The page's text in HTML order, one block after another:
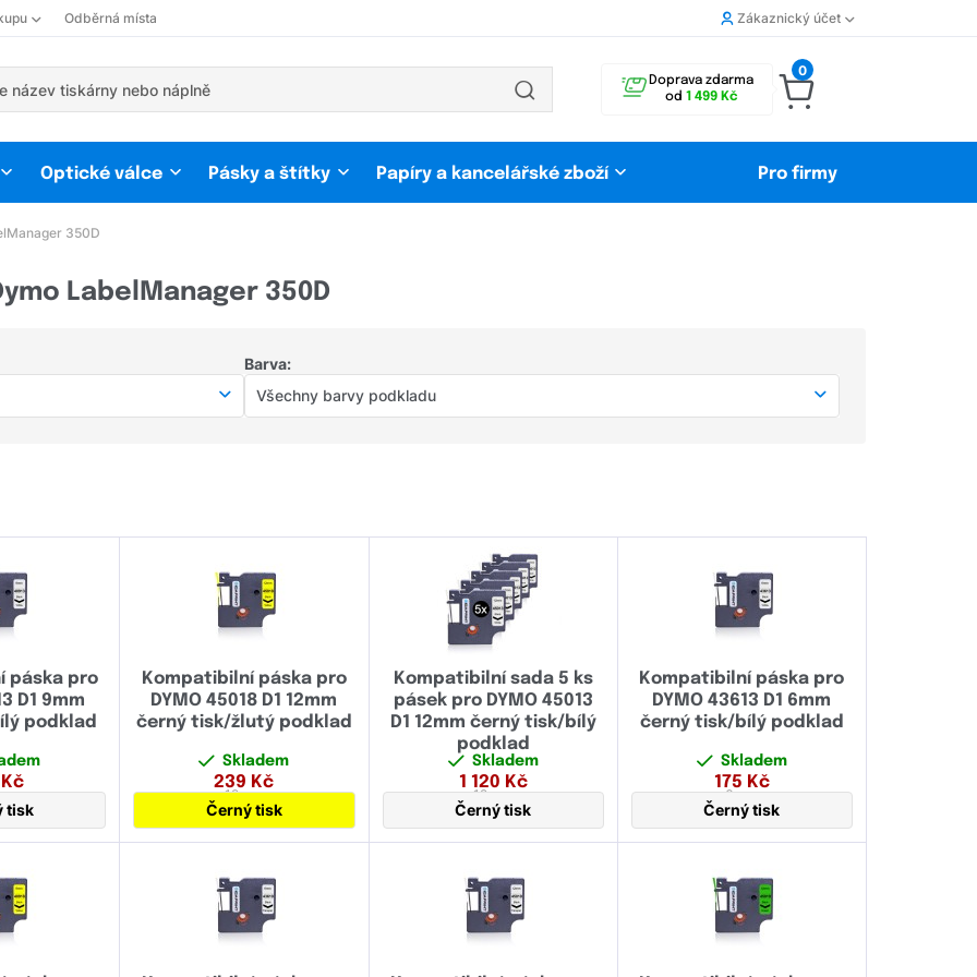
Odběrná místa Zákaznický účet
Doprava zdarma
od 1 499 Kč
0
Optické válce Pásky a štítky Papíry a kancelářské zboží Pro firmy
350D
LabelManager 350D
Barva:
Všechny barvy podkladu
páska pro
D1 9mm
podklad
Kč
tisk
Kompatibilní páska pro
DYMO 45018 D1 12mm
černý tisk/žlutý podklad
Skladem
239 Kč
12 mm
Černý tisk
Kompatibilní sada 5 ks
pásek pro DYMO 45013
D1 12mm černý tisk/bílý
podklad
Skladem
1 120 Kč
12 mm
Černý tisk
Kompatibilní páska pro
DYMO 43613 D1 6mm
černý tisk/bílý podklad
Skladem
175 Kč
6 mm
Černý tisk